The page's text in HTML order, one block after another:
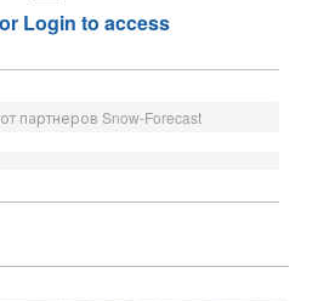
Login to access
партнеров Snow-Forecast